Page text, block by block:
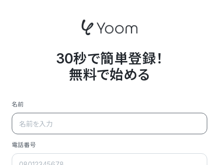
30秒で簡単登録！
無料で始める
名前
電話番号